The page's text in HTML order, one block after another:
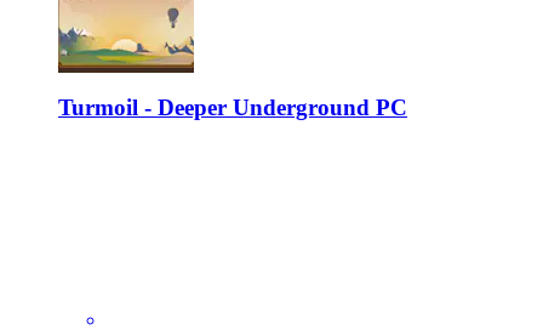
Turmoil - Deeper Underground PC